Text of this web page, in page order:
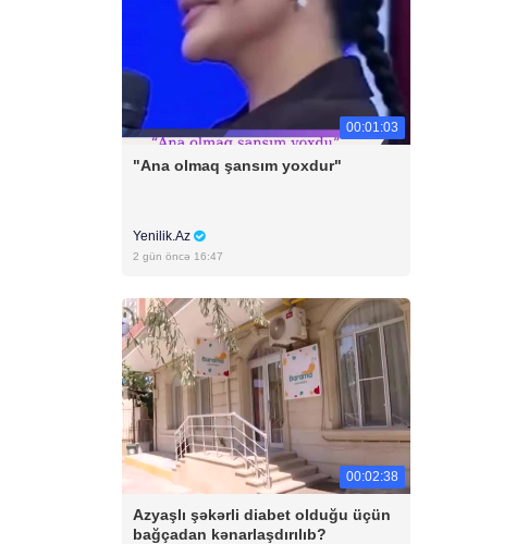
00:01:03
"Ana olmaq şansım yoxdur"
Yenilik.Az
2 gün öncə 16:47
00:02:38
Azyaşlı şəkərli diabet olduğu üçün
bağçadan kənarlaşdırılıb?